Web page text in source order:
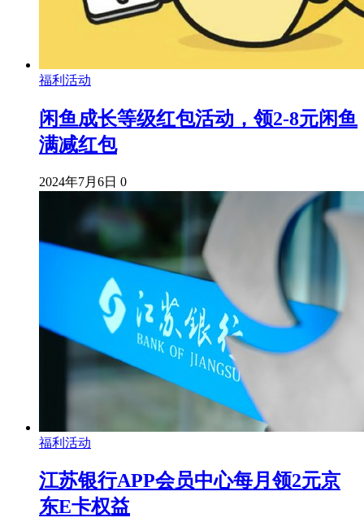
福利活动
闲鱼成长等级红包活动，领2-8元闲鱼
满减红包
2024年7月6日 0
福利活动
江苏银行APP会员中心每月领2元京
东E卡权益